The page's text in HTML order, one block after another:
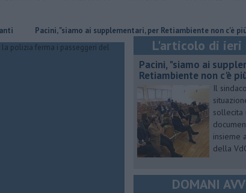
Pacini, "siamo ai supplementari, per Retiambiente non c'è più tempo"
L'articolo di
Pacini, "siamo ai
Retiambiente non c'è
Il
sollecita
insieme
della
DOMANI